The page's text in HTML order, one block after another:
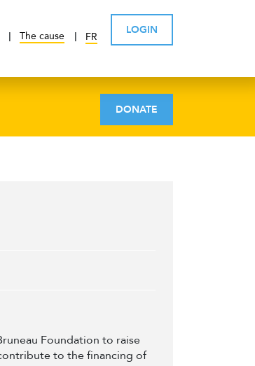
The cause FR
LOGIN
DONATE
Foundation to raise
to the financing of